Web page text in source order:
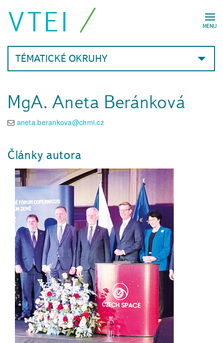
MENU
VTEI
TÉMATICKÉ OKRUHY
MgA. Aneta Beránková
aneta.berankova@chmi.cz
Články autora